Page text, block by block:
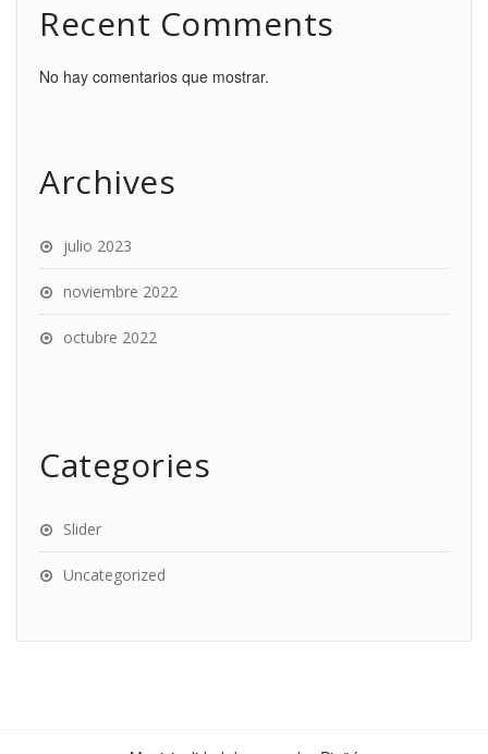
Recent Comments
No hay comentarios que mostrar.
Archives
julio 2023
noviembre 2022
octubre 2022
Categories
Slider
Uncategorized